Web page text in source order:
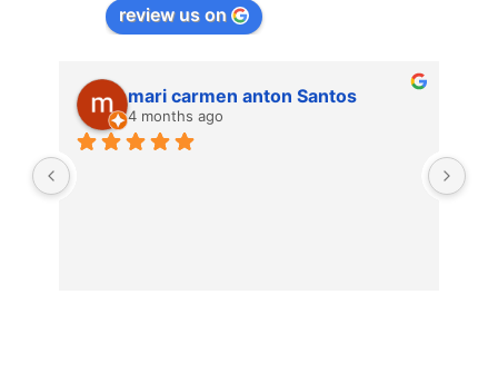
review us on
mari carmen anton Santos
4 months ago